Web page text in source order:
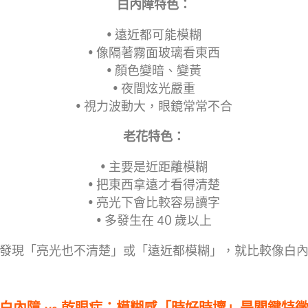
白內障特色：
• 遠近都可能模糊
• 像隔著霧面玻璃看東西
• 顏色變暗、變黃
• 夜間炫光嚴重
• 視力波動大，眼鏡常常不合
老花特色：
• 主要是近距離模糊
• 把東西拿遠才看得清楚
• 亮光下會比較容易讀字
• 多發生在 40 歲以上
現「亮光也不清楚」或「遠近都模糊」，就比較像白